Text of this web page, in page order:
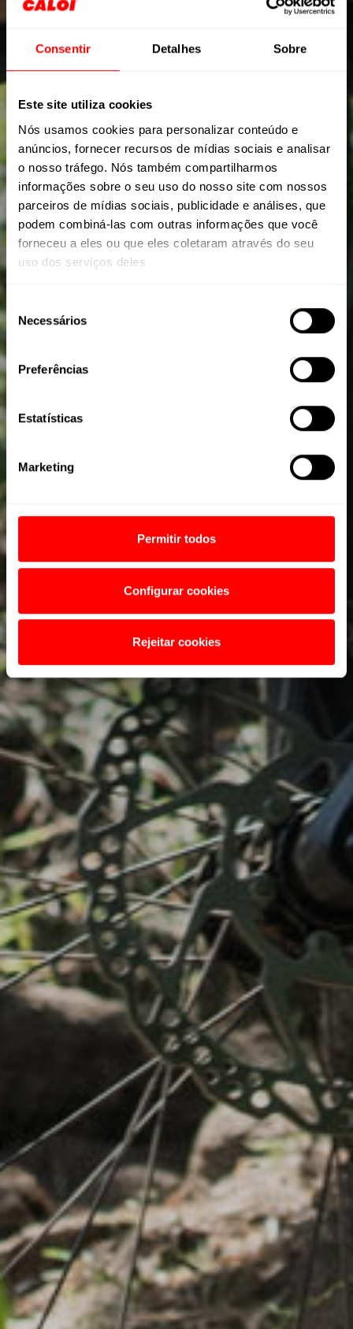
Consentir Detalhes Sobre
Este site utiliza cookies
Nós usamos cookies para personalizar conteúdo e
anúncios, fornecer recursos de mídias sociais e analisar
o nosso tráfego. Nós também compartilharmos
informações sobre o seu uso do nosso site com nossos
parceiros de mídias sociais, publicidade e análises, que
podem combiná-las com outras informações que você
forneceu a eles ou que eles coletaram através do seu
uso dos serviços deles
de
consentimento
Necessários
Preferências
Estatísticas
Marketing
Permitir todos
Configurar cookies
Rejeitar cookies
ELITE CARBON SPORT 2025